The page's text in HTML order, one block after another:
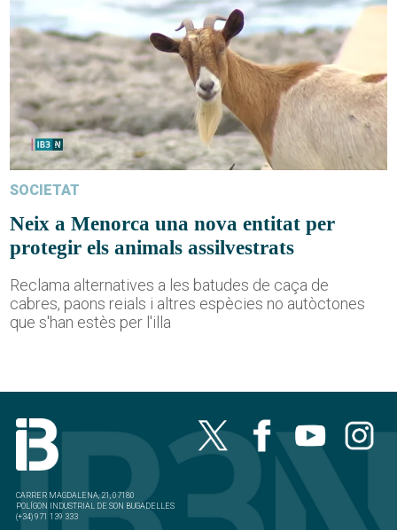
SOCIETAT
Neix a Menorca una nova entitat per
protegir els animals assilvestrats
Reclama alternatives a les batudes de caça de
cabres, paons reials i altres espècies no autòctones
que s'han estès per l'illa
CARRER MAGDALENA, 21, 07180
POLÍGON INDUSTRIAL DE SON BUGADELLES
(+34) 971 139 333